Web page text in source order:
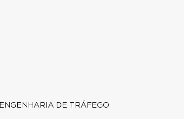
ENGENHARIA DE TRÁFEGO